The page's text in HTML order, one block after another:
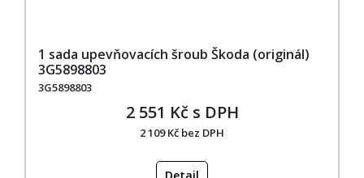
1 sada upevňovacích šroub Škoda (originál)
3G5898803
3G5898803
2 551 Kč s DPH
2 109 Kč bez DPH